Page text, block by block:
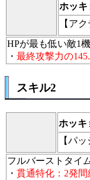
ホッキ
【ア
HPが最も低い敵1
・ 最終攻撃力の
スキル2
ホッキ
【パッ
フルバーストタイ
・ 貫通特化：2発間